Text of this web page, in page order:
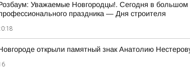
Уважаемые Новгородцы!. Сегодня в большом
праздника — Дня строителя
открыли памятный знак Анатолию